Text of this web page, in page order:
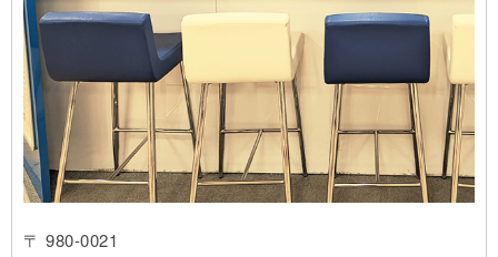
〒 980-0021